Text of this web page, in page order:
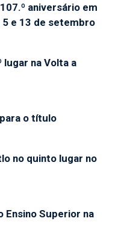
aniversário em
5 e 13 de setembro
na Volta a
o título
no quinto lugar no
Ensino Superior na